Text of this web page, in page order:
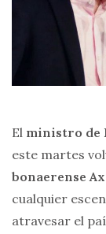
El ministro de
este martes
bonaerense
cualquier
atravesar el